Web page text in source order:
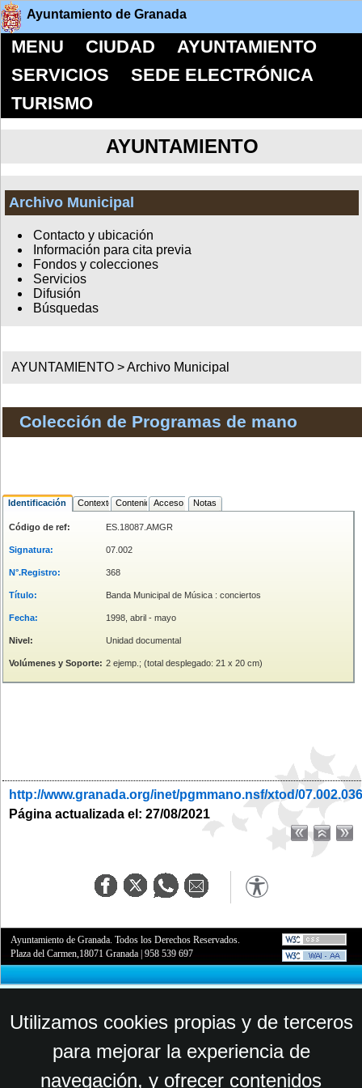
Ayuntamiento de Granada
MENU CIUDAD
AYUNTAMIENTO
SERVICIOS
SEDE ELECTRÓNICA
TURISMO
AYUNTAMIENTO
Archivo Municipal
Contacto y ubicación
Información para cita previa
Fondos y colecciones
Servicios
Difusión
Búsquedas
AYUNTAMIENTO >Archivo Municipal
Colección de Programas de mano
Identificación Contexto ContenidoAcceso Notas
Código de ref: ES.18087.AMGR
Signatura: 07.002
N°.Registro: 368
Título: Banda Municipal de Música : conciertos
Fecha: 1998, abril - mayo
Nivel: Unidad documental
Volúmenes y Soporte: 2 ejemp.; (total desplegado: 21 x 20 cm)
http://www.granada.org/inet/pgmmano.nsf/xtod/
Página actualizada el: 27/08/2021
Ayuntamiento de Granada. Todos los Derechos Reservados.
Plaza del Carmen,18071 Granada |958 539 697
Utilizamos cookies propias y de terceros
para mejorar la experiencia de
navegación, y ofrecer contenidos